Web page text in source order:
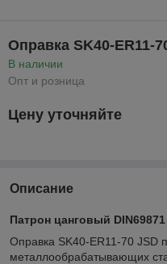
Оправка SK40-ER11-
В наличии
Опт и розница
Цену уточняйте
Описание
Патрон цанговый DIN69871
Оправка SK40-ER11-70 JSD
металлообрабатывающих